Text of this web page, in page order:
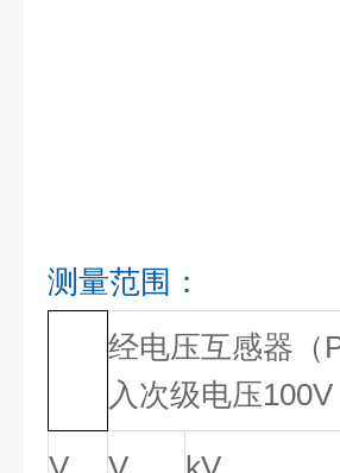
测量范围：
经电压互感器（
入次级电压100V